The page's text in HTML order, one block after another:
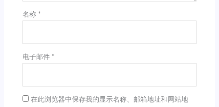
名称 *
电子邮件 *
在此浏览器中保存我的显示名称、邮箱地址和网站地